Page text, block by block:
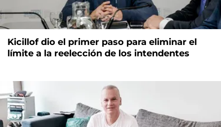
Kicillof dio el primer paso para eliminar el
límite a la reelección de los intendentes